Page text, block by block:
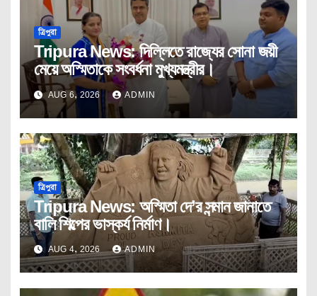
ত্রিপুরা
Tripura News: দিল্লিতে রাজ্যের সোনা জয়ী
মেয়ে অস্মিতাকে সংবর্ধনা মুখ্যমন্ত্রীর।
AUG 6, 2026 ADMIN
ত্রিপুরা
Tripura News: অস্মিতা দে’র সন্মান জানাতে
বালি শিল্পের ভাস্কর্য নির্মাণ।
AUG 4, 2026 ADMIN